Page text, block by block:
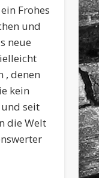
Frohes
und
neue
, denen
kein
seit
die Welt